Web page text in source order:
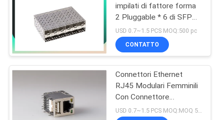
PRIVACY
POLICY
90 gradi rj45
16
impilati di fattore forma
2 Pluggable * 6 di SFP
del connettore della
gabbia
USD 0.7~1.5 PCS MOQ:500 pc
CONTATTO
Connettori Ethernet
RJ45 Modulari Femminili
Con Connettore
Femmina USB Con Led